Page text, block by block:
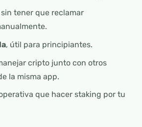
sin tener que reclamar
, útil para principiantes.
cripto junto con otros
la misma app.
que hacer staking por tu